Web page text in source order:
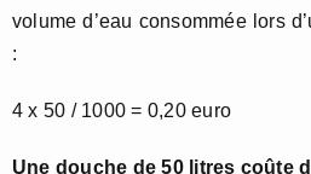
volume d’eau consommée lors
:
4 x 50 / 1000 = 0,20 euro
Une douche de 50 litres coûte